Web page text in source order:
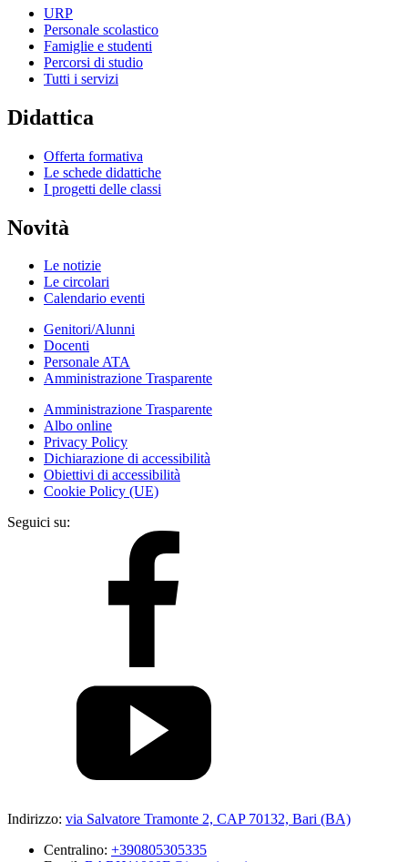
URP
Personale scolastico
Famiglie e studenti
Percorsi di studio
Tutti i servizi
Didattica
Offerta formativa
Le schede didattiche
I progetti delle classi
Novità
Le notizie
Le circolari
Calendario eventi
Genitori/Alunni
Docenti
Personale ATA
Amministrazione Trasparente
Amministrazione Trasparente
Albo online
Privacy Policy
Dichiarazione di accessibilità
Obiettivi di accessibilità
Cookie Policy (UE)
Seguici su:
Indirizzo: via Salvatore Tramonte 2, CAP 70132, Bari (BA)
Centralino: +390805305335